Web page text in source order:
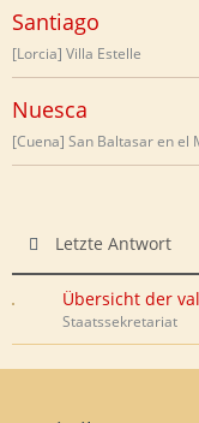
Santiago
[Lorcia] Villa Estelle
Nuesca
[Cuena] San Baltasar en el
Letzte Antwort
Übersicht der
Staatssekretariat